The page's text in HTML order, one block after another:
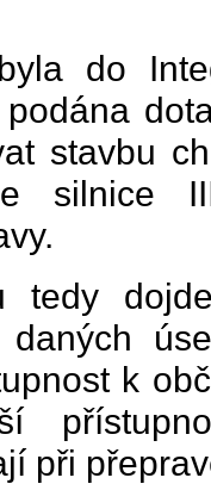
do
stavbu
silnice
tedy
daných
k
při